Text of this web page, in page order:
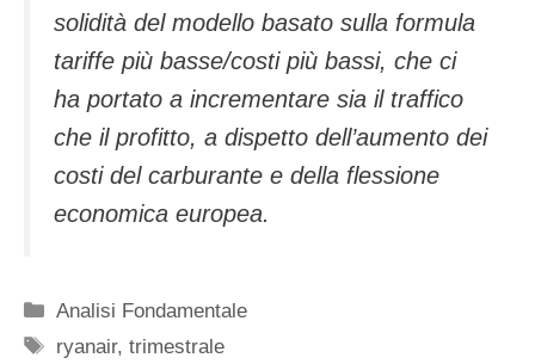
solidità del modello basato sulla formula
tariffe più basse/costi più bassi, che ci
ha portato a incrementare sia il traffico
che il profitto, a dispetto dell’aumento dei
costi del carburante e della flessione
economica europea.
Categorie
Analisi Fondamentale
Tag
ryanair,trimestrale